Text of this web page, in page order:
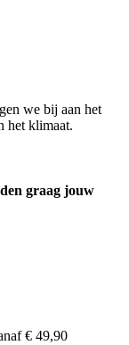
we bij aan het
het klimaat.
graag jouw
€ 49,90